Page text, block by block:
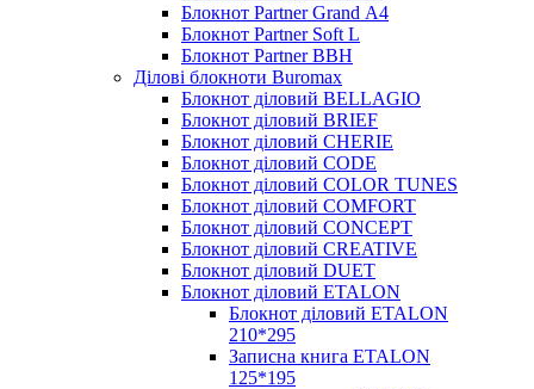
Блокнот Partner Grand А4
Блокнот Partner Soft L
Блокнот Partner BBH
Ділові блокноти Buromax
Блокнот діловий BELLAGIO
Блокнот діловий BRIEF
Блокнот діловий CHERIE
Блокнот діловий CODE
Блокнот діловий COLOR TUNES
Блокнот діловий COMFORT
Блокнот діловий CONCEPT
Блокнот діловий CREATIVE
Блокнот діловий DUET
Блокнот діловий ETALON
Блокнот діловий ETALON
210*295
Записна книга ETALON
125*195